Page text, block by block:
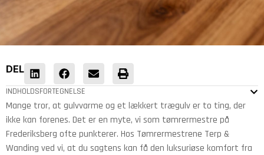
DEL
INDHOLDSFORTEGNELSE
Mange tror, at gulvvarme og et lækkert trægulv er to ting, der
ikke kan forenes. Det er en myte, vi som tømrermestre på
Frederiksberg ofte punkterer. Hos Tømrermestrene Terp &
Wanding ved vi, at du sagtens kan få den luksuriøse komfort fra